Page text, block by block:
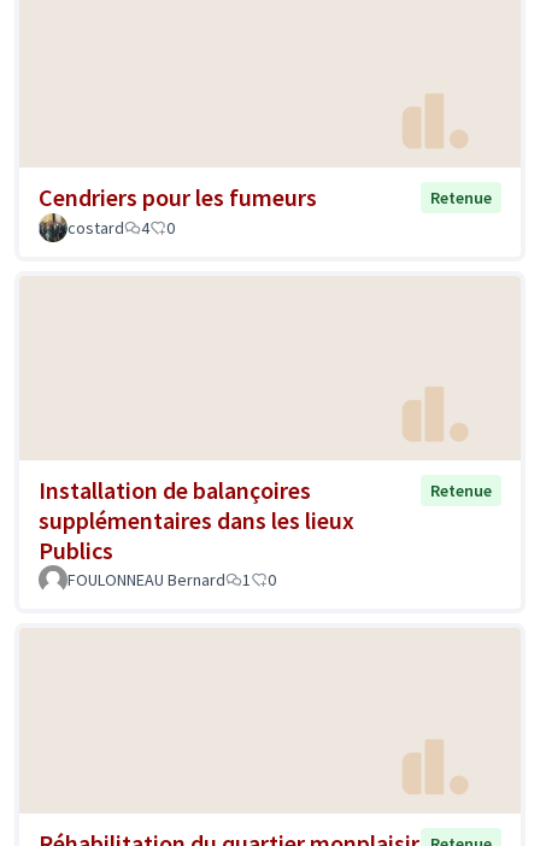
Cendriers pour les fumeurs
Retenue
costard
4 0
Installation de balançoires
supplémentaires dans les lieux
Publics
Retenue
FOULONNEAU Bernard 1 0